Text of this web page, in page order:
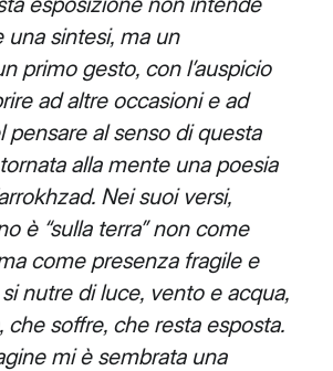
una sintesi, ma un
primo gesto, con l’auspicio
ad altre occasioni e ad
pensare al senso di questa
alla mente una poesia
Nei suoi versi,
è “sulla terra” non come
come presenza fragile e
nutre di luce, vento e acqua,
che soffre, che resta esposta.
mi è sembrata una